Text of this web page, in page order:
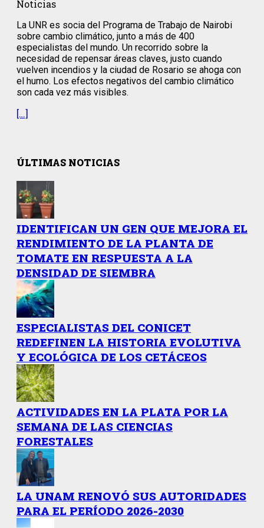
Noticias
La UNR es socia del Programa de Trabajo de Nairobi
sobre cambio climático, junto a más de 400
especialistas del mundo. Un recorrido sobre la
necesidad de repensar áreas claves, justo cuando
vuelven incendios y la ciudad de Rosario se ahoga con
el humo. Los efectos negativos del cambio climático
son cada vez más visibles.
[…]
ÚLTIMAS NOTICIAS
IDENTIFICAN UN GEN QUE MEJORA EL
RENDIMIENTO DE LA PLANTA DE
TOMATE EN RESPUESTA A LA
DENSIDAD DE SIEMBRA
ESPECIALISTAS DEL CONICET
REDEFINEN LA HISTORIA EVOLUTIVA
Y ECOLÓGICA DE LOS CETÁCEOS
ACTIVIDADES EN LA PLATA POR LA
SEMANA DE LAS CIENCIAS
FORESTALES
LA UNAM RENOVÓ SUS AUTORIDADES
PARA EL PERÍODO 2026-2030